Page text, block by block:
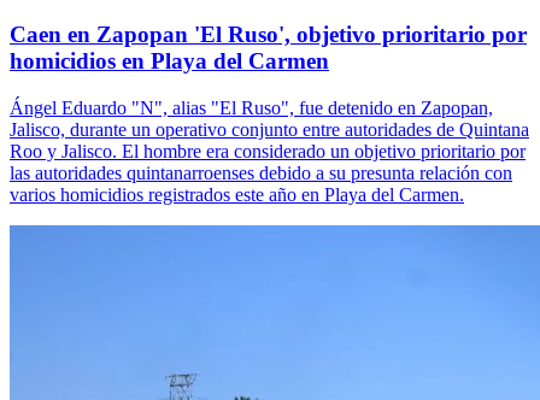
Caen en Zapopan 'El Ruso', objetivo prioritario por
homicidios en Playa del Carmen
Ángel Eduardo "N", alias "El Ruso", fue detenido en Zapopan,
Jalisco, durante un operativo conjunto entre autoridades de Quintana
Roo y Jalisco. El hombre era considerado un objetivo prioritario por
las autoridades quintanarroenses debido a su presunta relación con
varios homicidios registrados este año en Playa del Carmen.